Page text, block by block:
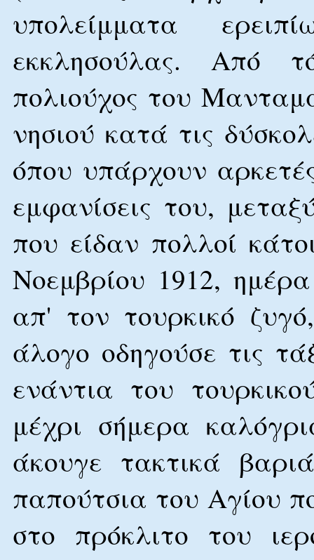
υπολείμματα
εκκλησούλας. Από
πολιούχος του
νησιού κατά τις
όπου υπάρχουν
εμφανίσεις του,
που είδαν πολλοί
Νοεμβρίου 1912,
απ' τον τουρκικό
άλογο οδηγούσε τις
ενάντια του
μέχρι σήμερα
άκουγε τακτικά
παπούτσια του Αγίου
στο πρόκλιτο του